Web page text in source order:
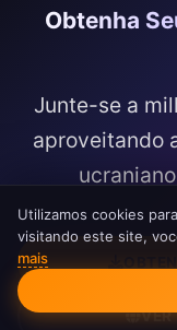
Obtenha
Junte-se a
aproveitando
VER
Utilizamos cookies
visitando este site,
mais